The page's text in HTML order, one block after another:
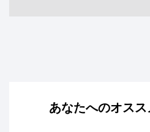
あなたへのオスス